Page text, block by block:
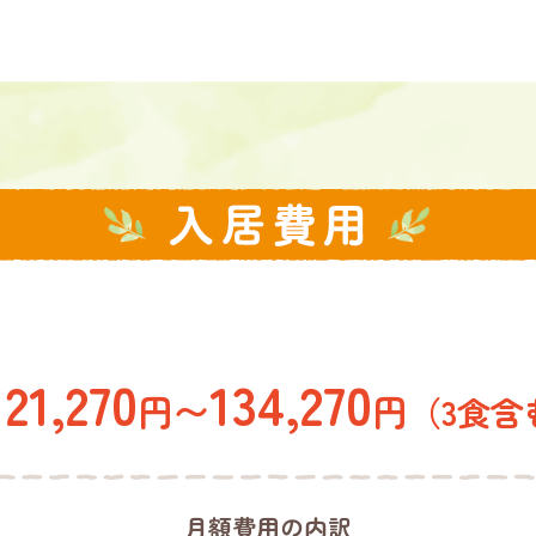
円〜134,270円 （3食
月額費用の内訳